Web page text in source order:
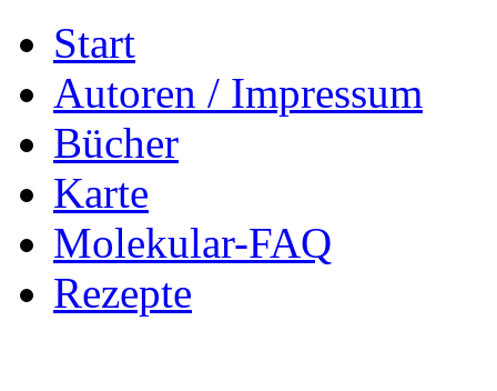
Inhalt
springenStart
Autoren / Impressum
Bücher
Karte
Molekular-FAQ
Rezepte